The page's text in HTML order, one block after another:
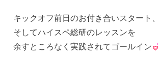
キックオフ前日のお付き合いスタート、
そしてハイスペ総研のレッスンを
余すところなく実践されてゴールイン